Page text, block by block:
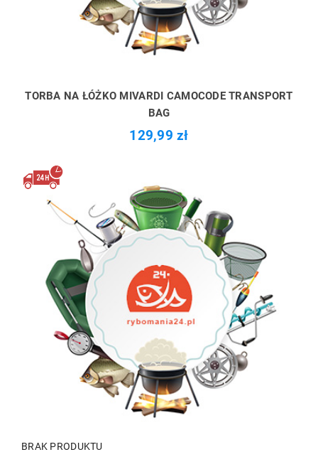
TORBA NA ŁÓŻKO MIVARDI CAMOCODE TRANSPORT
BAG
129,99 zł
BRAK PRODUKTU